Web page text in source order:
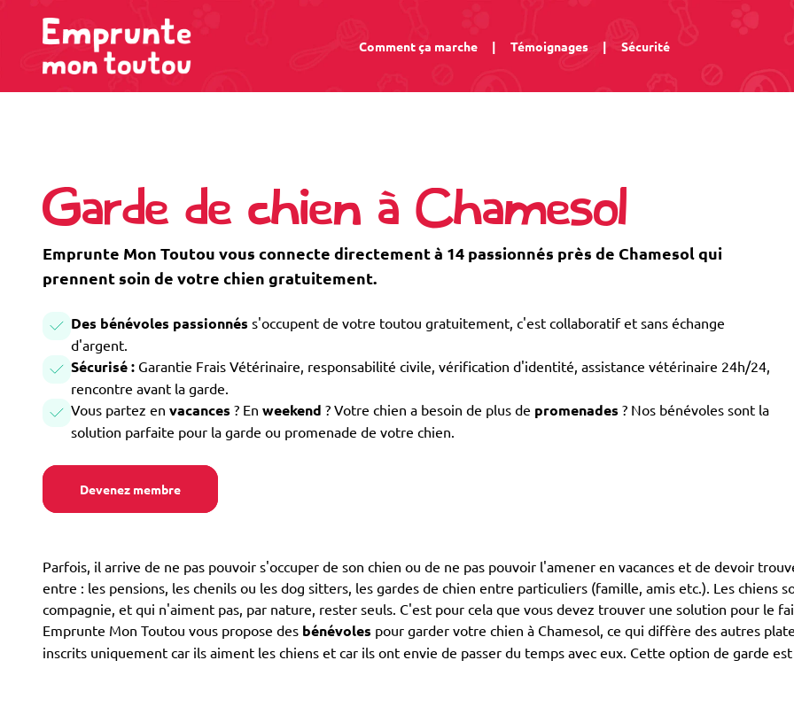
Comment ça marche | Témoignages | Sécurité
Garde de chien à Chamesol
Emprunte Mon Toutou vous connecte directement à 14 passionnés près de Chamesol qui
prennent soin de votre chien gratuitement.
Des bénévoles passionnés s'occupent de votre toutou gratuitement, c'est collaboratif et sans échange
d'argent.
Sécurisé : Garantie Frais Vétérinaire, responsabilité civile, vérification d'identité, assistance vétérinaire 24h/24,
rencontre avant la garde.
Vous partez en vacances ? En weekend ? Votre chien a besoin de plus de promenades ? Nos bénévoles sont la
solution parfaite pour la garde ou promenade de votre chien.
Devenez membre
Parfois, il arrive de ne pas pouvoir s'occuper de son chien ou de ne pas pouvoir l'amener en vacances et de devoir
entre : les pensions, les chenils ou les dog sitters, les gardes de chien entre particuliers (famille, amis etc.). Les chiens
compagnie, et qui n'aiment pas, par nature, rester seuls. C'est pour cela que vous devez trouver une solution pour le
Emprunte Mon Toutou vous propose des bénévoles pour garder votre chien à Chamesol, ce qui diffère des autres
inscrits uniquement car ils aiment les chiens et car ils ont envie de passer du temps avec eux. Cette option de garde